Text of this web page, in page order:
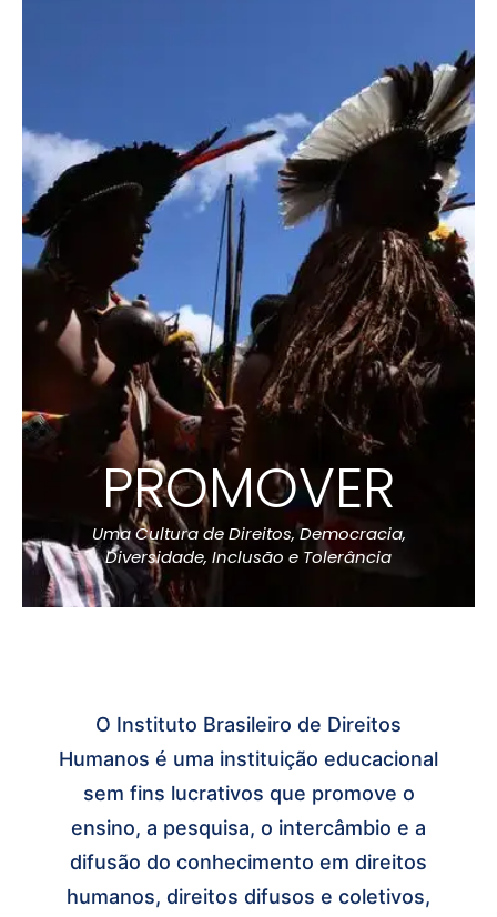
PROMOVER
Uma Cultura de Direitos, Democracia,
Diversidade, Inclusão e Tolerância
O Instituto Brasileiro de Direitos
Humanos é uma instituição educacional
sem fins lucrativos que promove o
ensino, a pesquisa, o intercâmbio e a
difusão do conhecimento em direitos
humanos, direitos difusos e coletivos,